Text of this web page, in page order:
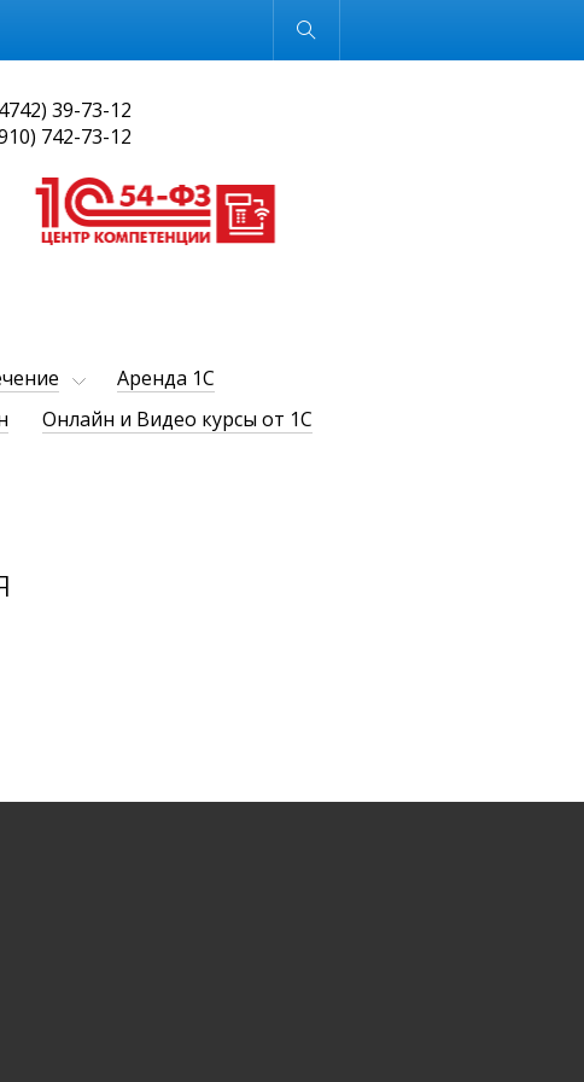
Обычная версия
39-73-12
742-73-12
Аренда 1С
Онлайн и Видео курсы от 1С